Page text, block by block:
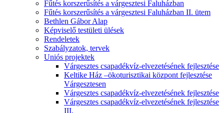
Fűtés korszerűsítés a várgesztesi Faluházban
Fűtés korszerűsítés a várgesztesi Faluházban II. ütem
Bethlen Gábor Alap
Képviselő testületi ülések
Rendeletek
Szabályzatok, tervek
Uniós projektek
Várgesztes csapadékvíz-elvezetésének fejlesztése
Keltike Ház –ökoturisztikai központ fejlesztése
Várgesztesen
Várgesztes csapadékvíz-elvezetésének fejlesztése
Várgesztes csapadékvíz-elvezetésének fejlesztése
III.